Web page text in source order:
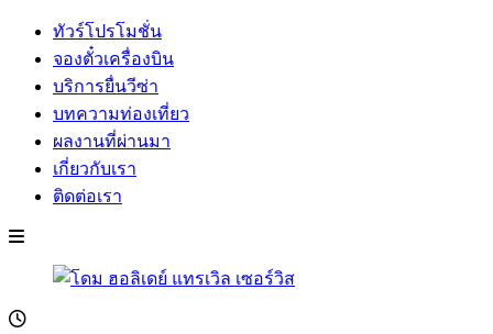
ทัวร์โปรโมชั่น
จองตั๋วเครื่องบิน
บริการยื่นวีซ่า
บทความท่องเที่ยว
ผลงานที่ผ่านมา
เกี่ยวกับเรา
ติดต่อเรา